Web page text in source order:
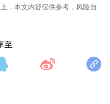
，本文内容仅供参考，风险自
至